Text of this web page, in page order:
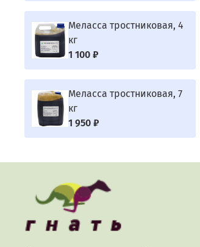
Меласса тростниковая, 4
кг
1 100 ₽
Меласса тростниковая, 7
кг
1 950 ₽